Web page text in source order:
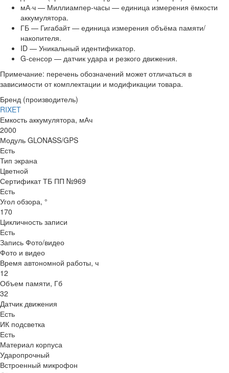
мА·ч — Миллиампер-часы — единица измерения ёмкости
аккумулятора.
ГБ — Гигабайт — единица измерения объёма памяти/
накопителя.
ID — Уникальный идентификатор.
G-сенсор — датчик удара и резкого движения.
Примечание: перечень обозначений может отличаться в
зависимости от комплектации и модификации товара.
Бренд (производитель)
RIXET
Емкость аккумулятора, мАч
2000
Модуль GLONASS/GPS
Есть
Тип экрана
Цветной
Сертификат ТБ ПП №969
Есть
Угол обзора, °
170
Цикличность записи
Есть
Запись Фото/видео
Фото и видео
Время автономной работы, ч
12
Объем памяти, Гб
32
Датчик движения
Есть
ИК подсветка
Есть
Материал корпуса
Ударопрочный
Встроенный микрофон